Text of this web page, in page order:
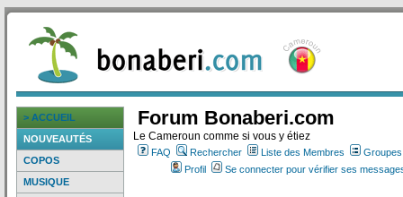
> ACCUEIL
NOUVEAUTÉS
COPOS
MUSIQUE
Forum Bonaberi.com
Le Cameroun comme si vous y étiez
FAQ Rechercher Liste des Membres
Profil
Se connecter pour vérifier ses